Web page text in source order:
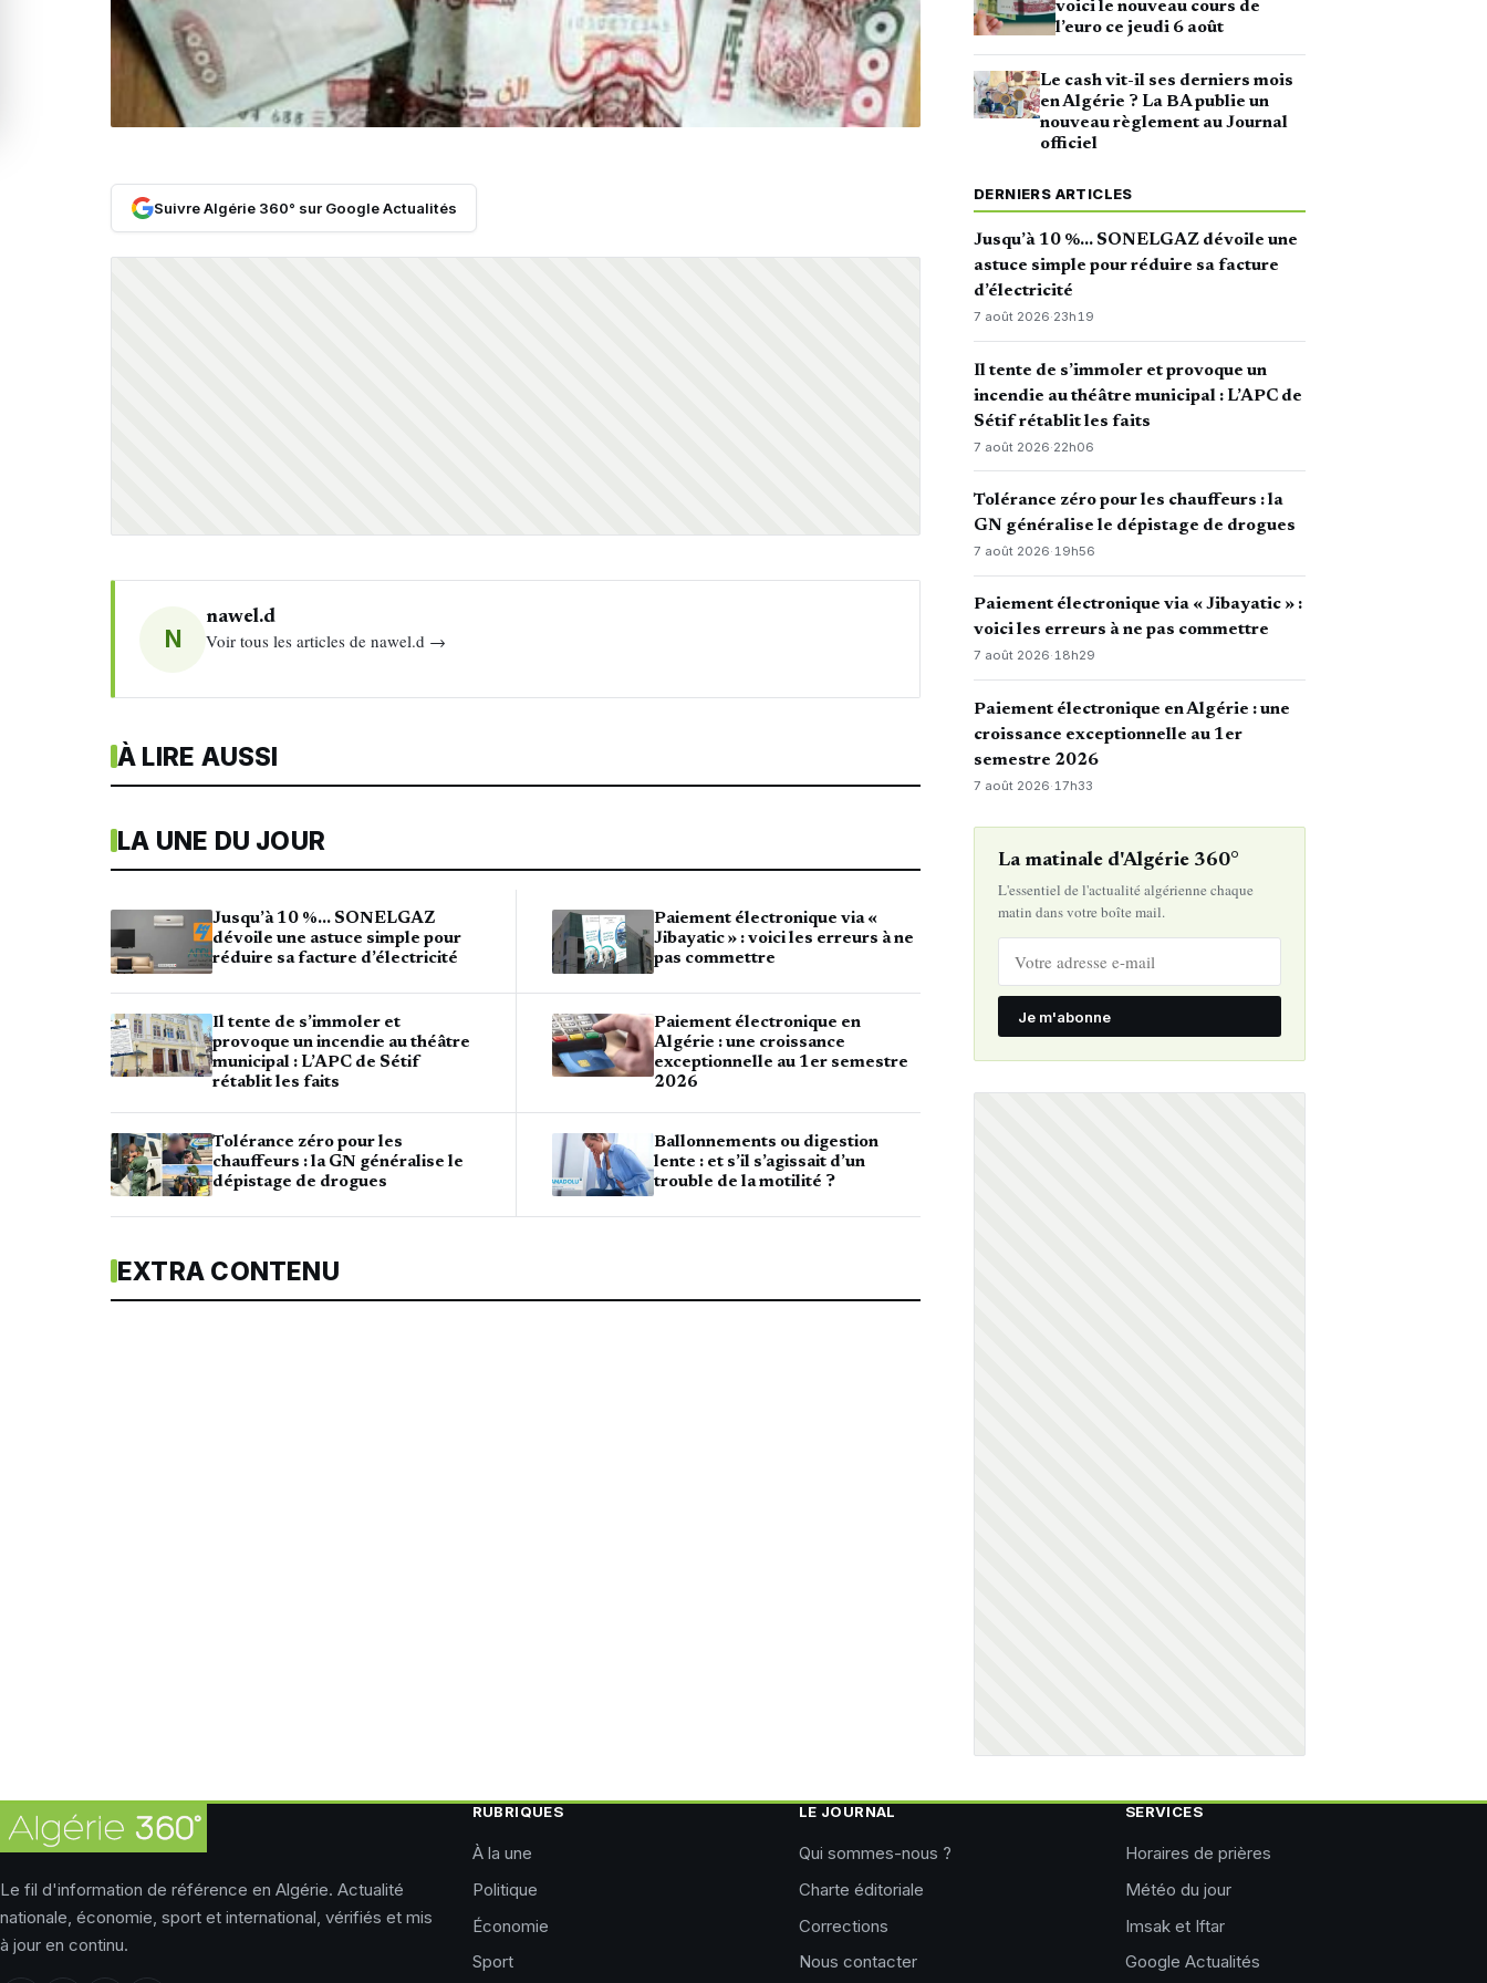
Suivre Algérie 360° sur Google Actualités
N
nawel.d
Voir tous les articles de nawel.d →
À LIRE AUSSI
LA UNE DU JOUR
Jusqu’à 10 %… SONELGAZ
dévoile une astuce simple pour
réduire sa facture d’électricité
Il tente de s’immoler et
provoque un incendie au théâtre
municipal : L’APC de Sétif
rétablit les faits
Tolérance zéro pour les
chauffeurs : la GN généralise le
dépistage de drogues
Paiement électronique via «
Jibayatic » : voici les erreurs à ne
pas commettre
Paiement électronique en
Algérie : une croissance
exceptionnelle au 1er semestre
2026
Ballonnements ou digestion
lente : et s’il s’agissait d’un
trouble de la motilité ?
EXTRA CONTENU
voici le nouveau cours de
l’euro ce jeudi 6 août
Le cash vit-il ses derniers mois
en Algérie ? La BA publie un
nouveau règlement au Journal
officiel
DERNIERS ARTICLES
Jusqu’à 10 %… SONELGAZ dévoile une
astuce simple pour réduire sa facture
d’électricité
7 août 2026·23h19
Il tente de s’immoler et provoque un
incendie au théâtre municipal : L’APC de
Sétif rétablit les faits
7 août 2026·22h06
Tolérance zéro pour les chauffeurs : la
GN généralise le dépistage de drogues
7 août 2026·19h56
Paiement électronique via « Jibayatic » :
voici les erreurs à ne pas commettre
7 août 2026·18h29
Paiement électronique en Algérie : une
croissance exceptionnelle au 1er
semestre 2026
7 août 2026· 17h33
La matinale d'Algérie 360°
L'essentiel de l'actualité algérienne chaque
matin dans votre boîte mail.
Je m'abonne
Le fil d'information de référence en Algérie. Actualité
nationale, économie, sport et international, vérifiés et mis
à jour en continu.
RUBRIQUES
À la une
Politique
Économie
Sport
LE JOURNAL
Qui sommes-nous ?
Charte éditoriale
Corrections
Nous contacter
SERVICES
Horaires de prières
Météo du jour
Imsak et Iftar
Google Actualités